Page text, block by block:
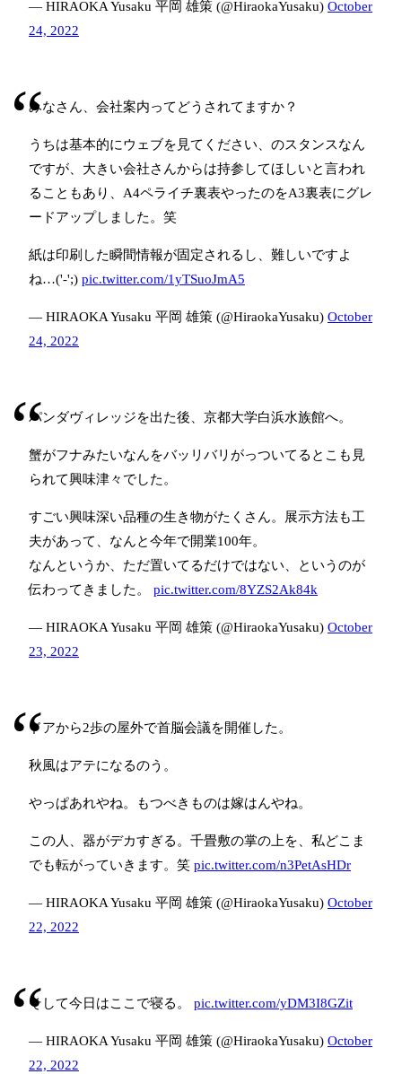
— HIRAOKA Yusaku 平岡 雄策 (@HiraokaYusaku) October
24, 2022
みなさん、会社案内ってどうされてますか？
うちは基本的にウェブを見てください、のスタンスなん
ですが、大きい会社さんからは持参してほしいと言われ
ることもあり、A4ペライチ裏表やったのをA3裏表にグレ
ードアップしました。笑
紙は印刷した瞬間情報が固定されるし、難しいですよ
ね…('-';) pic.twitter.com/1yTSuoJmA5
— HIRAOKA Yusaku 平岡 雄策 (@HiraokaYusaku) October
24, 2022
パンダヴィレッジを出た後、京都大学白浜水族館へ。
蟹がフナみたいなんをバッリバリがっついてるとこも見
られて興味津々でした。
すごい興味深い品種の生き物がたくさん。展示方法も工
夫があって、なんと今年で開業100年。
なんというか、ただ置いてるだけではない、というのが
伝わってきました。 pic.twitter.com/8YZS2Ak84k
— HIRAOKA Yusaku 平岡 雄策 (@HiraokaYusaku) October
23, 2022
ドアから2歩の屋外で首脳会議を開催した。
秋風はアテになるのう。
やっぱあれやね。もつべきものは嫁はんやね。
この人、器がデカすぎる。千畳敷の掌の上を、私どこま
でも転がっていきます。笑 pic.twitter.com/n3PetAsHDr
— HIRAOKA Yusaku 平岡 雄策 (@HiraokaYusaku) October
22, 2022
そして今日はここで寝る。 pic.twitter.com/yDM3I8GZit
— HIRAOKA Yusaku 平岡 雄策 (@HiraokaYusaku) October
22, 2022